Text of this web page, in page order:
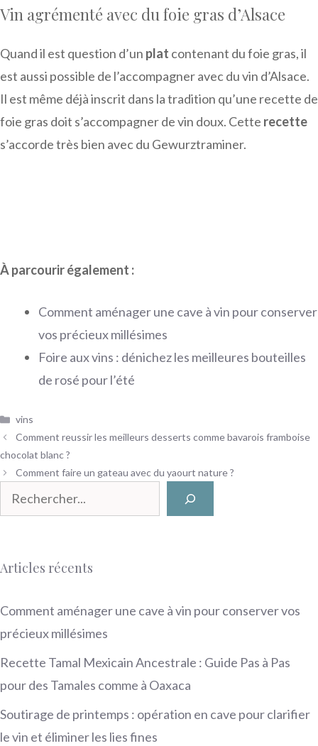
Vin agrémenté avec du foie gras d’Alsace
Quand il est question d’un plat contenant du foie gras, il
est aussi possible de l’accompagner avec du vin d’Alsace.
Il est même déjà inscrit dans la tradition qu’une recette de
foie gras doit s’accompagner de vin doux. Cette recette
s’accorde très bien avec du Gewurztraminer.
À parcourir également :
Comment aménager une cave à vin pour conserver
vos précieux millésimes
Foire aux vins : dénichez les meilleures bouteilles
de rosé pour l’été
Catégories
vins
Comment reussir les meilleurs desserts comme bavarois framboise
chocolat blanc ?
Comment faire un gateau avec du yaourt nature ?
Rechercher
Articles récents
Comment aménager une cave à vin pour conserver vos
précieux millésimes
Recette Tamal Mexicain Ancestrale : Guide Pas à Pas
pour des Tamales comme à Oaxaca
Soutirage de printemps : opération en cave pour clarifier
le vin et éliminer les lies fines